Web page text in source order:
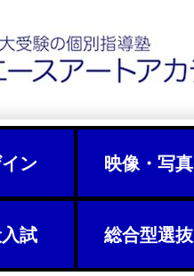
ン 映像・写真
試 総合型選抜